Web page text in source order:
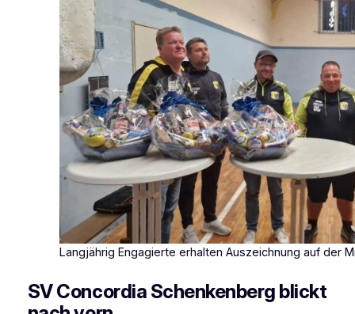
Langjährig Engagierte erhalten Auszeichnung auf der
SV Concordia Schenkenberg blickt